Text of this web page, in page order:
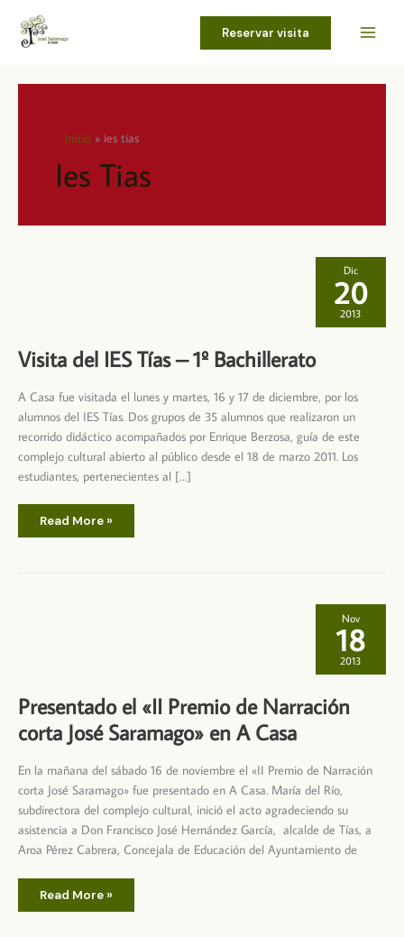
contenido
Reservar visita
Inicio ies tias
Ies Tias
Visita del IES Tías – 1º Bachillerato
A Casa fue visitada el lunes y martes, 16 y 17 de diciembre, por los
alumnos del IES Tías. Dos grupos de 35 alumnos que realizaron un
recorrido didáctico acompañados por Enrique Berzosa, guía de este
complejo cultural abierto al público desde el 18 de marzo 2011. Los
estudiantes, pertenecientes al […]
Visita
1º
Read More »
Dic
20
2013
Presentado el «II Premio de Narración
corta José Saramago» en A Casa
En la mañana del sábado 16 de noviembre el «II Premio de Narración
corta José Saramago» fue presentado en A Casa. María del Río,
subdirectora del complejo cultural, inició el acto agradeciendo su
asistencia a Don Francisco José Hernández García, alcalde de Tías, a
Aroa Pérez Cabrera, Concejala de Educación del Ayuntamiento de
Presentado
«II
Read More »
Nov
18
2013